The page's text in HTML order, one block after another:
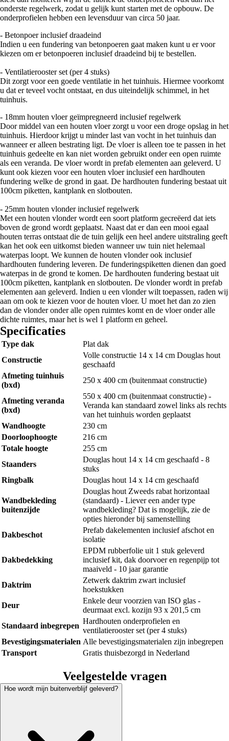
onderste regelwerk, zodat u gelijk kunt starten met de opbouw. De
onderprofielen hebben een levensduur van circa 50 jaar.
- Betonpoer inclusief draadeind
Indien u een fundering van betonpoeren gaat maken kunt u er voor
kiezen om er betonpoeren inclusief draadeind bij te bestellen.
- Ventilatierooster set (per 4 stuks)
Dit zorgt voor een goede ventilatie in het tuinhuis. Hiermee voorkomt
u dat er teveel vocht ontstaat, en dus uiteindelijk schimmel, in het
tuinhuis.
- 18mm houten vloer geïmpregneerd inclusief regelwerk
Door middel van een houten vloer zorgt u voor een droge opslag in het
tuinhuis. Hierdoor krijgt u minder last van vocht in het tuinhuis dan
wanneer er alleen bestrating ligt. De vloer is alleen toe te passen in het
tuinhuis gedeelte en kan niet worden gebruikt onder een open ruimte
als een veranda. De vloer wordt in prefab elementen aan geleverd. U
kunt ook kiezen voor een houten vloer inclusief een hardhouten
fundering welke de grond in gaat. De hardhouten fundering bestaat uit
100cm piketten, kantplank en slotbouten.
- 25mm houten vlonder inclusief regelwerk
Met een houten vlonder wordt een soort platform gecreëerd dat iets
boven de grond wordt geplaatst. Naast dat er dan een mooi egaal
houten terras ontstaat die de tuin gelijk een heel andere uitstraling geeft
kan het ook een uitkomst bieden wanneer uw tuin niet helemaal
waterpas loopt. We kunnen de houten vlonder ook inclusief
hardhouten fundering leveren. De funderingspiketten dienen dan goed
waterpas in de grond te komen. De hardhouten fundering bestaat uit
100cm piketten, kantplank en slotbouten. De vlonder wordt in prefab
elementen aan geleverd. Indien u een vlonder wilt toepassen, raden wij
aan om ook te kiezen voor de houten vloer. U moet het dan zo zien
dan de vlonder onder alle open ruimtes komt en de vloer onder alle
dichte ruimtes, maar het is wel 1 platform en geheel.
Specificaties
Type dak
Plat dak
Constructie
Volle constructie 14 x 14 cm Douglas hout
geschaafd
Afmeting tuinhuis
(bxd)
250 x 400 cm (buitenmaat constructie)
Afmeting veranda
(bxd)
550 x 400 cm (buitenmaat constructie) -
Veranda kan standaard zowel links als rechts
van het tuinhuis worden geplaatst
Wandhoogte
230 cm
Doorloophoogte
216 cm
Totale hoogte
255 cm
Staanders
Douglas hout 14 x 14 cm geschaafd - 8
stuks
Ringbalk
Douglas hout 14 x 14 cm geschaafd
Wandbekleding
buitenzijde
Douglas hout Zweeds rabat horizontaal
(standaard) - Liever een ander type
wandbekleding? Dat is mogelijk, zie de
opties hieronder bij samenstelling
Dakbeschot
Prefab dakelementen inclusief afschot en
isolatie
Dakbedekking
EPDM rubberfolie uit 1 stuk geleverd
inclusief kit, dak doorvoer en regenpijp tot
maaiveld - 10 jaar garantie
Daktrim
Zetwerk daktrim zwart inclusief
hoekstukken
Deur
Enkele deur voorzien van ISO glas -
deurmaat excl. kozijn 93 x 201,5 cm
Standaard inbegrepen
Hardhouten onderprofielen en
ventilatierooster set (per 4 stuks)
Bevestigingsmaterialen Alle bevestigingsmaterialen zijn inbegrepen
Transport
Gratis thuisbezorgd in Nederland
Veelgestelde vragen
Hoe wordt mijn buitenverblijf geleverd?